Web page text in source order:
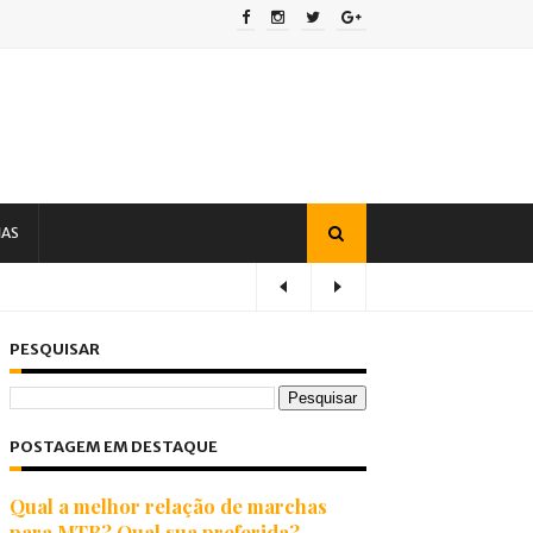
PESQUISAR
POSTAGEM EM DESTAQUE
Qual a melhor relação de marchas